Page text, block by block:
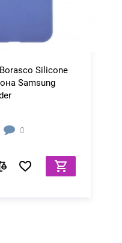
Silicone
Samsung
0